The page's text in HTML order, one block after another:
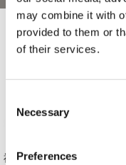
may combine it with
provided to them or
of their services.
Selection
Necessary
Preferences
祇：Path of the